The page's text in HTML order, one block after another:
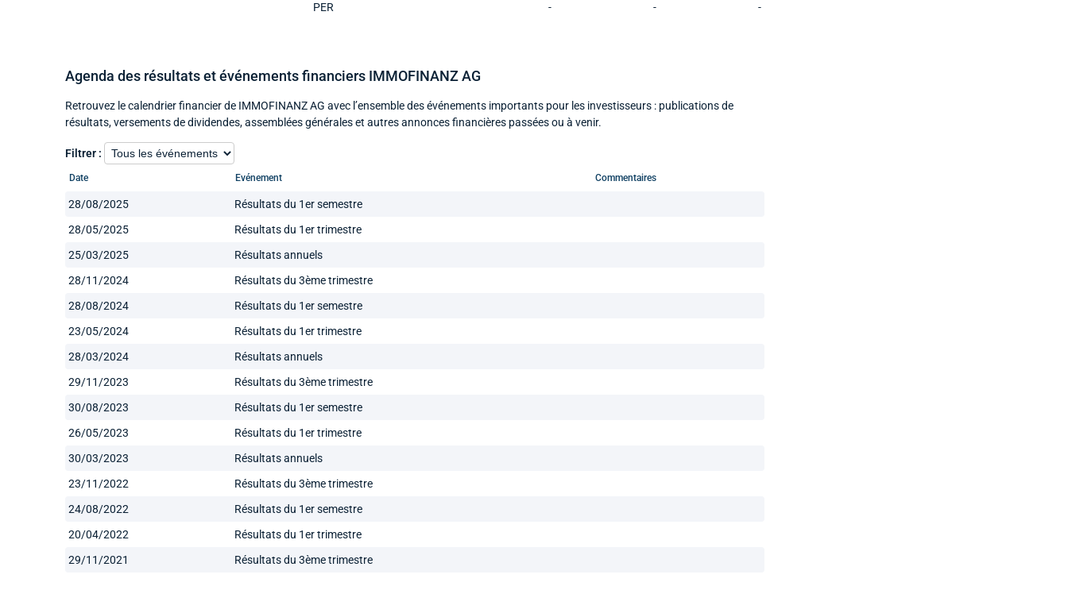
PER
- - -
Agenda des résultats et événements financiers IMMOFINANZ AG
Retrouvez le calendrier financier de IMMOFINANZ AG avec l’ensemble des événements importants pour les investisseurs : publications de
résultats, versements de dividendes, assemblées générales et autres annonces financières passées ou à venir.
Filtrer :
Date Evénement Commentaires
28/08/2025
Résultats du 1er semestre
28/05/2025
Résultats du 1er trimestre
25/03/2025
Résultats annuels
28/11/2024
Résultats du 3ème trimestre
28/08/2024
Résultats du 1er semestre
23/05/2024
Résultats du 1er trimestre
28/03/2024
Résultats annuels
29/11/2023
Résultats du 3ème trimestre
30/08/2023
Résultats du 1er semestre
26/05/2023
Résultats du 1er trimestre
30/03/2023
Résultats annuels
23/11/2022
Résultats du 3ème trimestre
24/08/2022
Résultats du 1er semestre
20/04/2022
Résultats du 1er trimestre
29/11/2021
Résultats du 3ème trimestre